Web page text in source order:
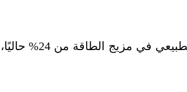
في المقابل، تتوقع إدارة معلومات الطاقة، تراجع حصة الغاز الطبيعي في مزيج الطاقة من 24% حاليًا،